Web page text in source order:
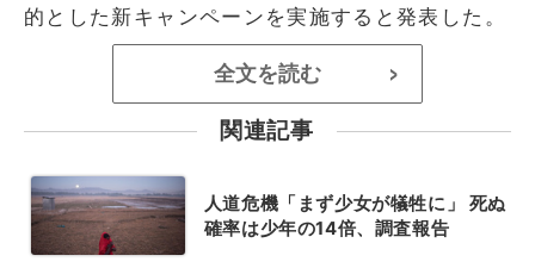
的とした新キャンペーンを実施すると発表した。
全文を読む >
関連記事
人道危機「まず少女が犠牲に」 死ぬ
確率は少年の14倍、調査報告